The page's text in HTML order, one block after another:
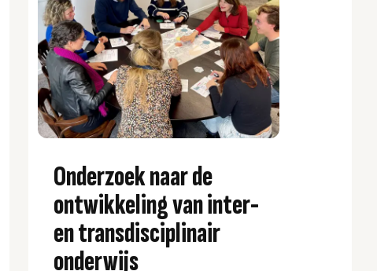
Onderzoek naar de
ontwikkeling van inter-
en transdisciplinair
onderwijs